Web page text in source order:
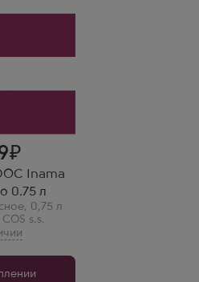
Inama
0.75 л
, 0,75 л
s.s.